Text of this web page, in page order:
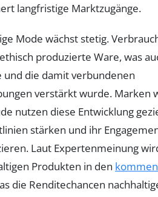
langfristige Marktzugänge.
Mode wächst stetig.
produzierte Ware, was
und die damit verbundenen
verstärkt wurde. Marken
nutzen diese Entwicklung
stärken und ihr
Laut Expertenmeinung
Produkten in den
die Renditechancen